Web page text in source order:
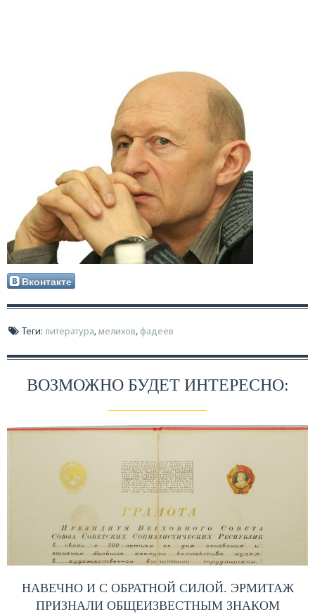
Вконтакте
Теги: литература, мелихов, фадеев
ВОЗМОЖНО БУДЕТ ИНТЕРЕСНО:
НАВЕЧНО И С ОБРАТНОЙ СИЛОЙ. ЭРМИТАЖ
ПРИЗНАЛИ ОБЩЕИЗВЕСТНЫМ ЗНАКОМ